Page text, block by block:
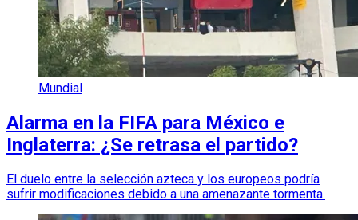
Mundial
Alarma en la FIFA para México e
Inglaterra: ¿Se retrasa el partido?
El duelo entre la selección azteca y los europeos podría
sufrir modificaciones debido a una amenazante tormenta.